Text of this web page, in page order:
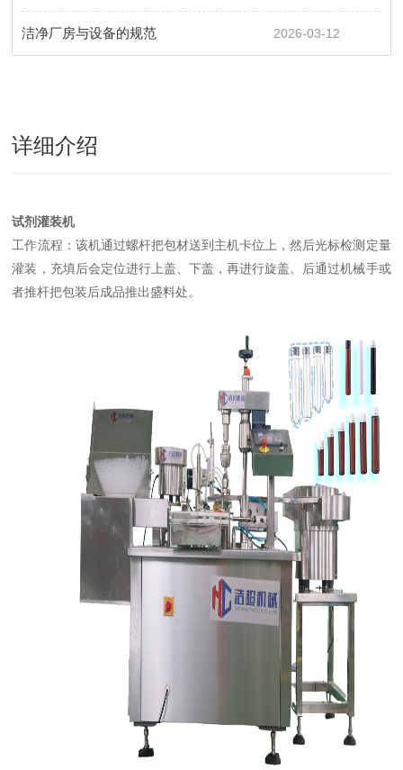
洁净厂房与设备的规范 2026-03-12
详细介绍
试剂灌装机
工作流程：该机通过螺杆把包材送到主机卡位上，然后光标检测定量
灌装，充填后会定位进行上盖、下盖，再进行旋盖。后通过机械手或
者推杆把包装后成品推出盛料处。